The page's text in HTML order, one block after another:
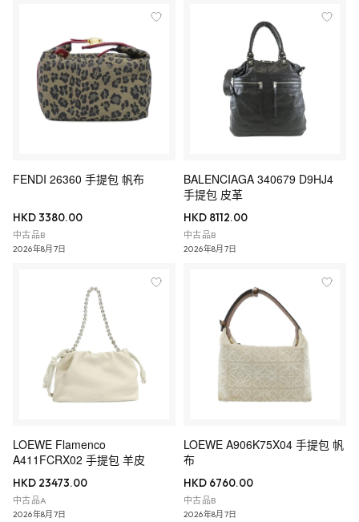
FENDI 26360 手提包 帆布
HKD 3380.00
中古品B
2026年8月7日
BALENCIAGA 340679 D9HJ4
手提包 皮革
HKD 8112.00
中古品B
2026年8月7日
LOEWE Flamenco
A411FCRX02 手提包 羊皮
HKD 23473.00
中古品A
2026年8月7日
LOEWE A906K75X04 手提包 帆
布
HKD 6760.00
中古品B
2026年8月7日